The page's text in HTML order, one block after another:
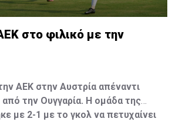
στο φιλικό με την
ΑΕΚ στην Αυστρία απέναντι
την Ουγγαρία. Η ομάδα της
με 2-1 με το γκολ να πετυχαίνει